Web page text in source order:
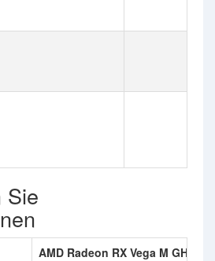
Sie
AMD Radeon RX Vega M GH